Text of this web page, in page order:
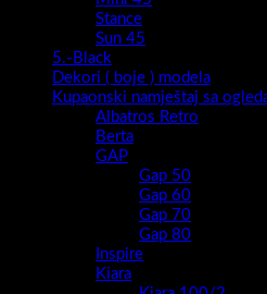
Stance
Sun 45
5.-Black
Dekori ( boje ) modela
Kupaonski namještaj sa
Albatros Retro
Berta
GAP
Gap 50
Gap 60
Gap 70
Gap 80
Inspire
Kiara